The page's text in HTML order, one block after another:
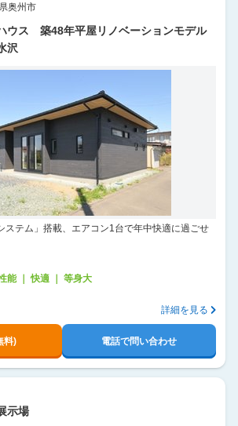
奥州市
ウス 築48年平屋リノベーションモデル
沢
ステム」搭載、エアコン1台で年中快適に過ごせ
能 ｜ 快適 ｜ 等身大
詳細を見る
料) 電話で問い合わせ
示場